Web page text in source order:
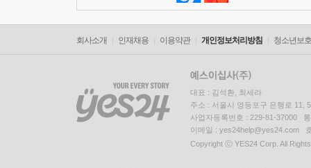
회사소개 인재채용 이용약관 개인정보처리방침 청소년보
대표 : 김석환, 최세라
주소 : 서울시 영등포구 은행로 11,
사업자등록번호 : 229-81-37000
이메일 : yes24help@yes24.com
Copyright ⓒ YES24 Corp. All